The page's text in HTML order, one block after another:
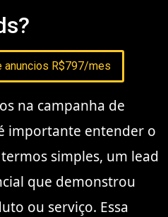
anuncios R$797/mes
na campanha de
importante entender o
simples, um lead
que demonstrou
ou serviço. Essa